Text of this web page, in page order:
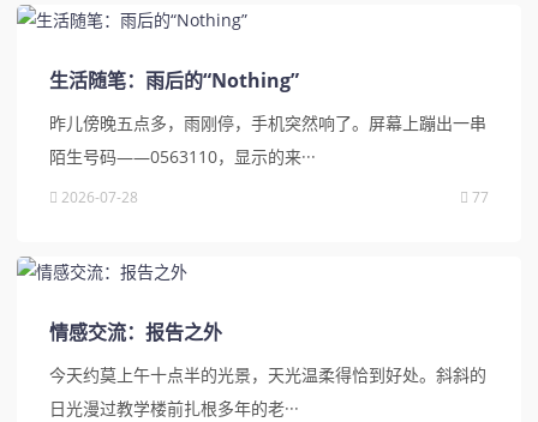
生活随笔：雨后的“Nothing”
昨儿傍晚五点多，雨刚停，手机突然响了。屏幕上蹦出一串
陌生号码——0563110，显示的来···
2026-07-28 77
情感交流：报告之外
今天约莫上午十点半的光景，天光温柔得恰到好处。斜斜的
日光漫过教学楼前扎根多年的老···